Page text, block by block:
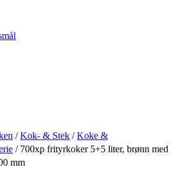
/Kok- & Stek /Koke &
/ 700xp frityrkoker 5+5 liter, brønn med
mm